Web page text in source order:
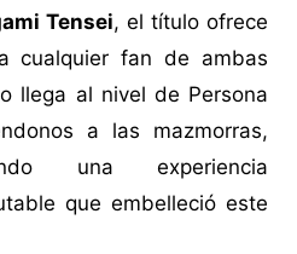
Tensei, el título ofrece
cualquier fan de ambas
llega al nivel de Persona
a las mazmorras,
una experiencia
que embelleció este